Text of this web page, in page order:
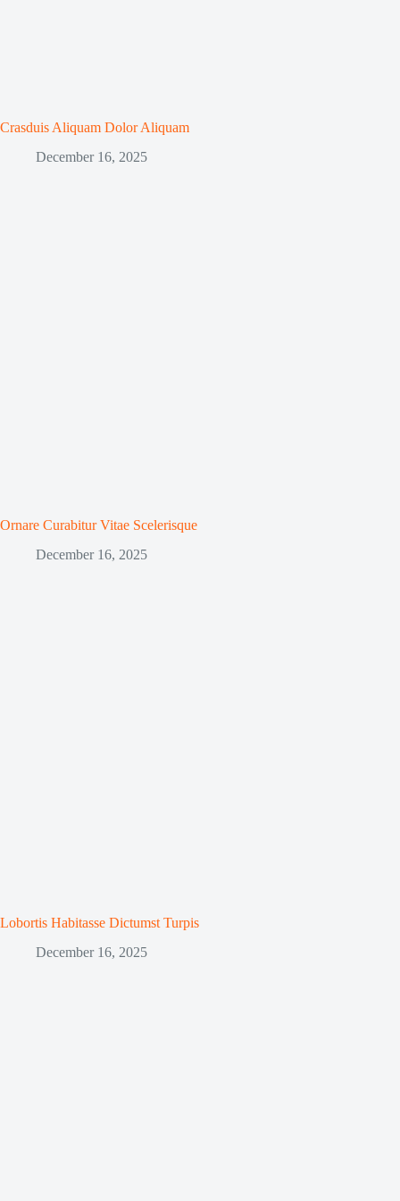
Crasduis Aliquam Dolor Aliquam
December 16, 2025
Ornare Curabitur Vitae Scelerisque
December 16, 2025
Lobortis Habitasse Dictumst Turpis
December 16, 2025